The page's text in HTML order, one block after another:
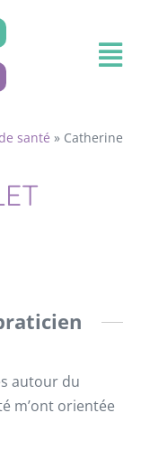
santé » Catherine
autour du
m’ont orientée